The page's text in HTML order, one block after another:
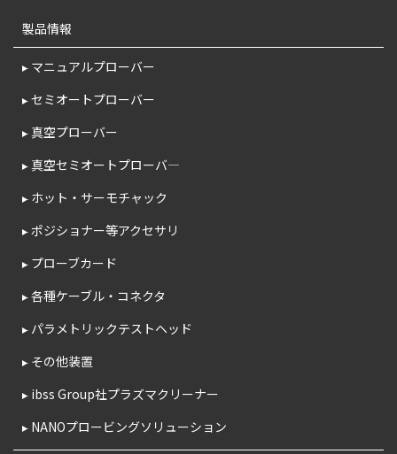
製品情報
マニュアルプローバー
セミオートプローバー
真空プローバー
真空セミオートプローバ―
ホット・サーモチャック
ポジショナー等アクセサリ
プローブカード
各種ケーブル・コネクタ
パラメトリックテストヘッド
その他装置
ibss Group社プラズマクリーナー
NANOプロービングソリューション